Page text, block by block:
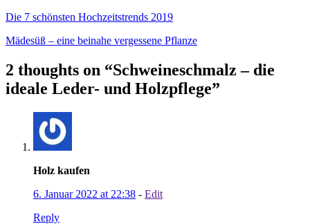
Die 7 schönsten Hochzeitstrends 2019
Mädesüß – eine beinahe vergessene Pflanze
2 thoughts on “Schweineschmalz – die
ideale Leder- und Holzpflege”
Holz kaufen
6. Januar 2022 at 22:38 - Edit
Reply